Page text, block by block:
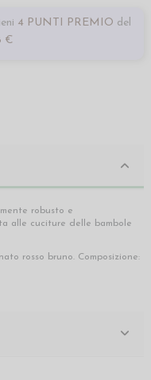
4 PUNTI PREMIO del
€
robusto e
alle cuciture delle bambole
rosso bruno. Composizione: